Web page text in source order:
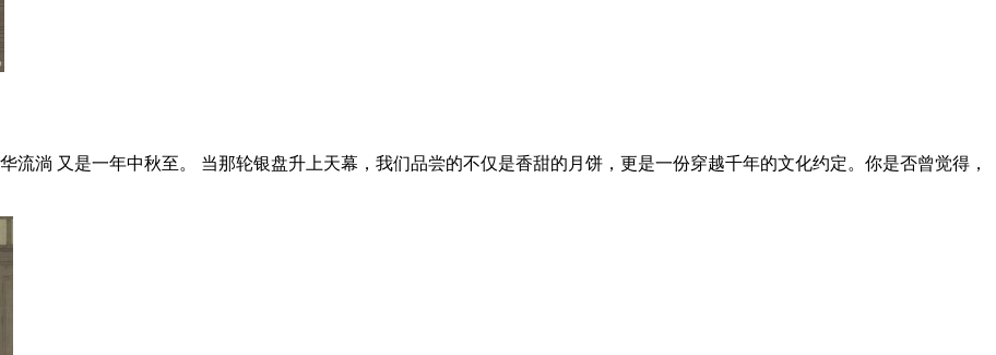
流淌 又是一年中秋至。 当那轮银盘升上天幕，我们品尝的不仅是香甜的月饼，更是一份穿越千年的文化约定。你是否曾觉得，